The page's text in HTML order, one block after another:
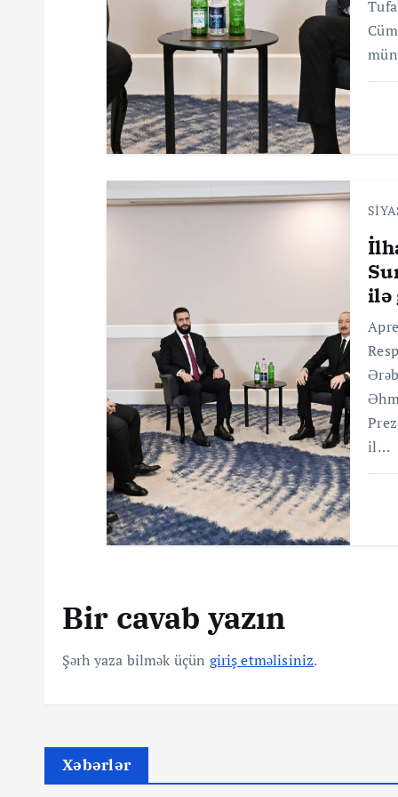
ilə
il…
Bir cavab yazın
Şərh yaza bilmək üçün giriş etməlisiniz.
Xəbərlər